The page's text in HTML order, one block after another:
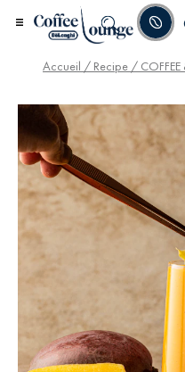
Accueil / Recipe /